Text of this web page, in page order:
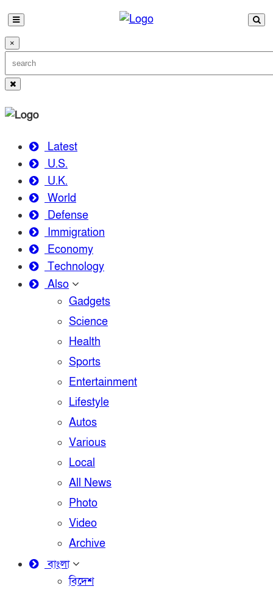
×
Latest
U.S.
U.K.
World
Defense
Immigration
Economy
Technology
Also
Gadgets
Science
Health
Sports
Entertainment
Lifestyle
Autos
Various
Local
All News
Photo
Video
Archive
বাংলা
বিদেশ